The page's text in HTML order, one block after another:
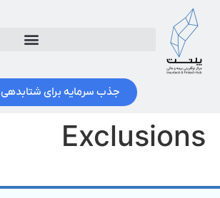
جذب سرمایه برای شتابدهی
Exclusions